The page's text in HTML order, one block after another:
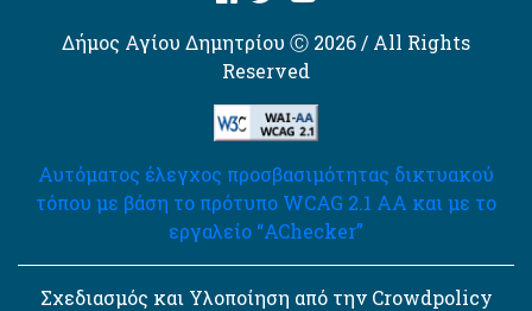
Δήμος Αγίου Δημητρίου Ⓒ 2026 / All Rights
Reserved
Αυτόματος έλεγχος προσβασιμότητας δικτυακού
τόπου με βάση το πρότυπο WCAG 2.1 AA και με το
εργαλείο “AChecker”
Σχεδιασμός και Υλοποίηση από την Crowdpolicy